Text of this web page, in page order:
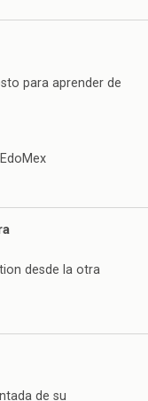
para aprender de
desde la otra
de su